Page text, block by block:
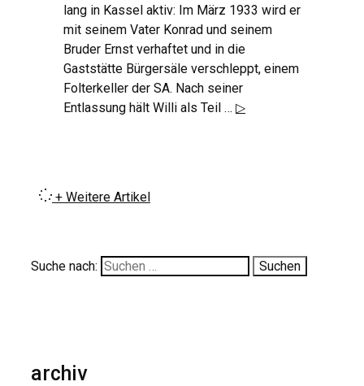
lang in Kassel aktiv: Im März 1933 wird er
mit seinem Vater Konrad und seinem
Bruder Ernst verhaftet und in die
Gaststätte Bürgersäle verschleppt, einem
Folterkeller der SA. Nach seiner
Entlassung hält Willi als Teil … ▷
+ Weitere Artikel
Suche nach:
archiv